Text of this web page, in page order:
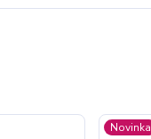
Novinka